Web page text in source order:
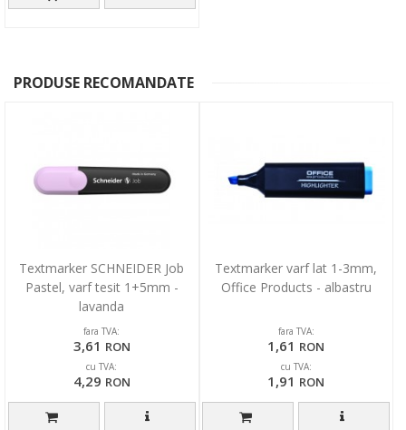
PRODUSE RECOMANDATE
Textmarker SCHNEIDER Job
Pastel, varf tesit 1+5mm -
lavanda
fara TVA:
3,61 RON
cu TVA:
4,29 RON
Textmarker varf lat 1-3mm,
Office Products - albastru
fara TVA:
1,61 RON
cu TVA:
1,91 RON